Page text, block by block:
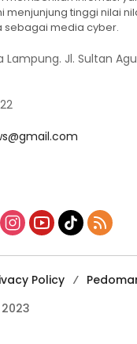
menjunjung tinggi nilai
sebagai media cyber.
Lampung. Jl. Sultan
Policy